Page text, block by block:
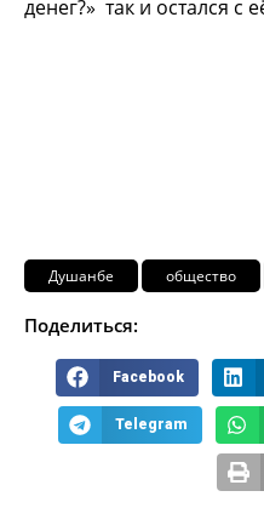
денег?» так и остался с
Душанбе общество
Поделиться:
Facebook
Telegram